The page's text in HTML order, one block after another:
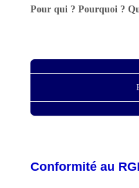
Pour qui ? Pourquoi ?
Conformité au